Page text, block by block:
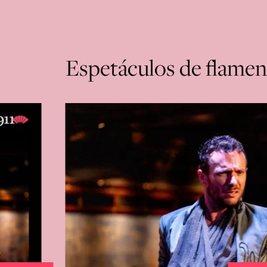
Espetáculos de